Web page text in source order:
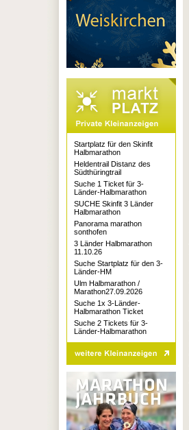
Startplatz für den Skinfit
Halbmarathon
Heldentrail Distanz des
Südthüringtrail
Suche 1 Ticket für 3-
Länder-Halbmarathon
SUCHE Skinfit 3 Länder
Halbmarathon
Panorama marathon
sonthofen
3 Länder Halbmarathon
11.10.26
Suche Startplatz für den 3-
Länder-HM
Ulm Halbmarathon /
Marathon27.09.2026
Suche 1x 3-Länder-
Halbmarathon Ticket
Suche 2 Tickets für 3-
Länder-Halbmarathon